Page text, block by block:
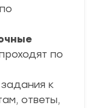
по
задания к
ответы,